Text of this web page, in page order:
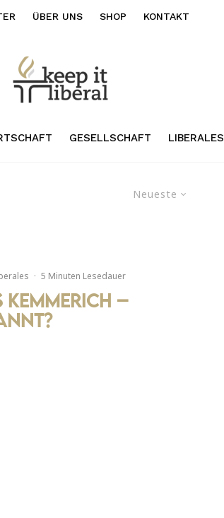
ÜBER UNS SHOP KONTAKT
GESELLSCHAFT LIBERALES
Neueste
· 5 Minuten Lesedauer
Kemmerich –